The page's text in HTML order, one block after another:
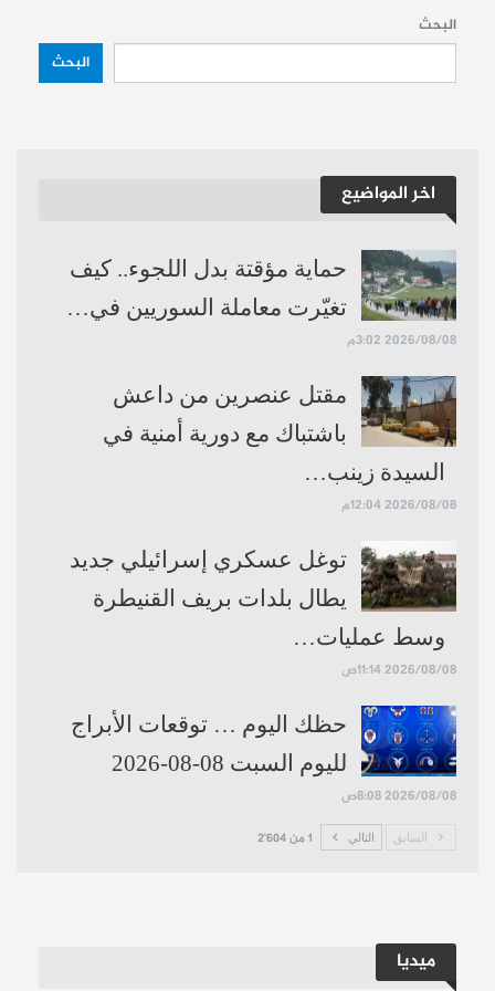
البحث
البحث
اخر المواضيع
حماية مؤقتة بدل اللجوء.. كيف
تغيّرت معاملة السوريين في…
2026/08/08 3:02م
مقتل عنصرين من داعش
باشتباك مع دورية أمنية في
السيدة زينب…
2026/08/08 12:04م
توغل عسكري إسرائيلي جديد
يطال بلدات بريف القنيطرة
وسط عمليات…
2026/08/08 11:14ص
حظك اليوم … توقعات الأبراج
لليوم السبت 08-08-2026
2026/08/08 8:08ص
السابق التالي 1 من 2٬604
ميديا